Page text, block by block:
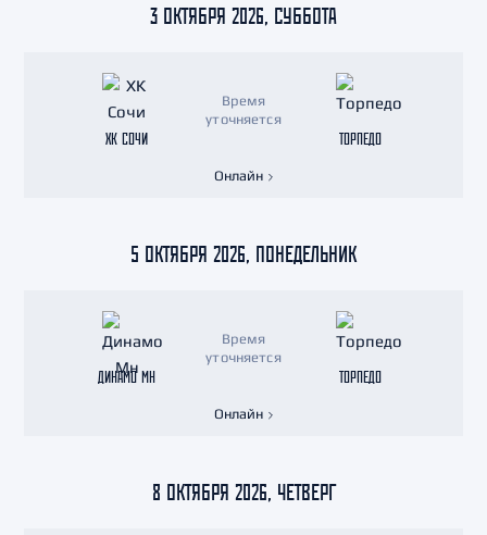
3 ОКТЯБРЯ 2026, СУББОТА
ХК СОЧИ
Время
уточняется
ТОРПЕДО
Онлайн
5 ОКТЯБРЯ 2026, ПОНЕДЕЛЬНИК
ДИНАМО МН
Время
уточняется
ТОРПЕДО
Онлайн
8 ОКТЯБРЯ 2026, ЧЕТВЕРГ